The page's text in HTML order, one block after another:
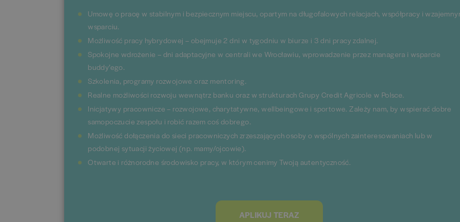
Umowę o pracę w stabilnym i bezpiecznym miejscu, opartym na długofalowych relacjach, współpracy i
wsparciu.
Możliwość pracy hybrydowej – obejmuje 2 dni w tygodniu w biurze i 3 dni pracy zdalnej.
Spokojne wdrożenie – dni adaptacyjne w centrali we Wrocławiu, wprowadzenie przez managera i wsparcie
buddy’ego.
Szkolenia, programy rozwojowe oraz mentoring.
Realne możliwości rozwoju wewnątrz banku oraz w strukturach Grupy Credit Agricole w Polsce.
Inicjatywy pracownicze – rozwojowe, charytatywne, wellbeingowe i sportowe. Zależy nam, by wspierać dobre
samopoczucie zespołu i robić razem coś dobrego.
Możliwość dołączenia do sieci pracowniczych zrzeszających osoby o wspólnych zainteresowaniach lub w
podobnej sytuacji życiowej (np. mamy/ojcowie).
Otwarte i różnorodne środowisko pracy, w którym cenimy Twoją autentyczność.
APLIKUJ TERAZ